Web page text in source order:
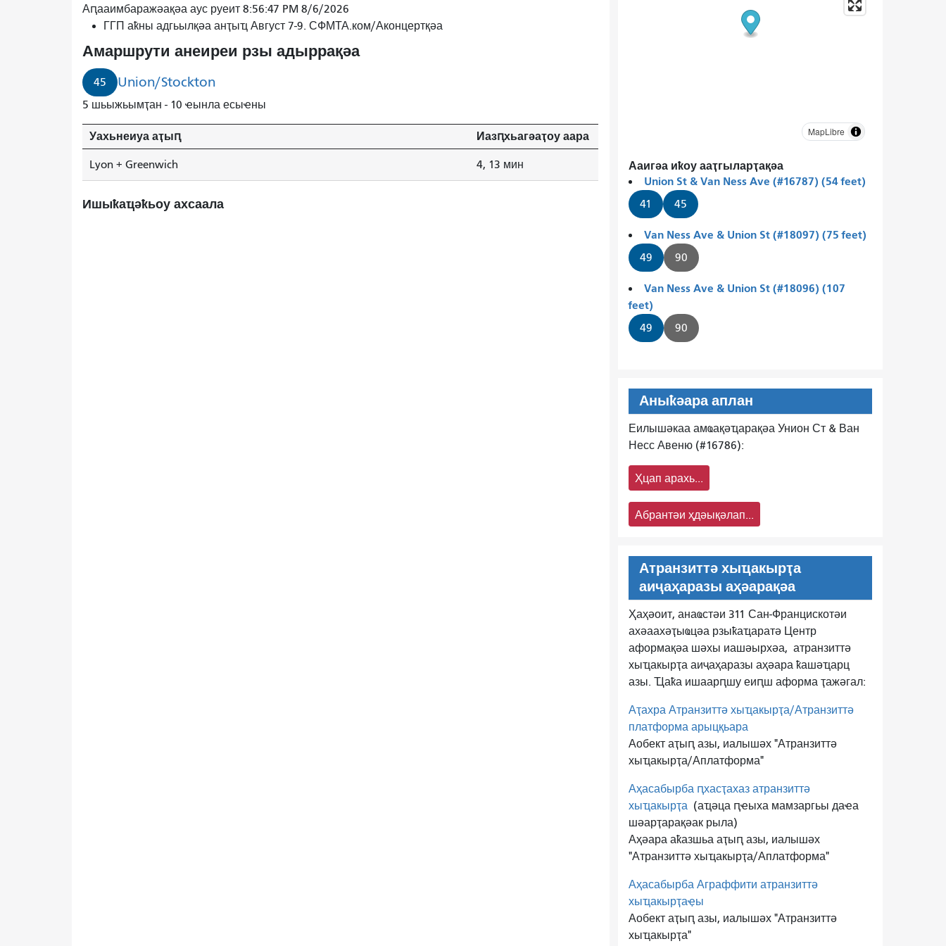
45
Унион/
Стоктон
4
минуҭ
рышьҭахь
иаауеит.
Аԥааимбаражәақәа аус руеит 8:56:47 PM 8/6/2026
ГГП аҟны адгьылқәа анҭыҵ Август 7-9. СФМТА.ком/Аконцертқәа
Амаршрути анеиреи рзы адыррақәа
45 Union/Stockton
5 шьыжьымҭан - 10 ҽынла есыҽны
Уахьнеиуа аҭыԥ Иазԥхьагәаҭоу аара
Lyon + Greenwich 4, 13 мин
Ишыҟаҵәҟьоу ахсаала
MapLibre
Ааигәа иҟоу ааҭгыларҭақәа
Union St & Van Ness Ave (#16787) (54 feet)
41 45
Van Ness Ave & Union St (#18097) (75 feet)
49 90
Van Ness Ave & Union St (#18096) (107
feet)
49 90
Аныҟәара аплан
Еилышәкаа амҩақәҵарақәа Унион Ст & Ван
Несс Авеню (#16786):
Ҳцап арахь...
Абрантәи ҳдәықәлап...
Атранзиттә хыҵакырҭа
аиҷаҳаразы аҳәарақәа
Ҳаҳәоит, анаҩстәи 311 Сан-Францискотәи
ахәаахәҭыҩцәа рзыҟаҵаратә Центр
аформақәа шәхы иашәырхәа, атранзиттә
хыҵакырҭа аиҷаҳаразы аҳәара ҟашәҵарц
азы. Ҵаҟа ишаарԥшу еиԥш аформа ҭажәгал:
Аҭахра Атранзиттә хыҵакырҭа/Атранзиттә
платформа арыцқьара
Аобект аҭыԥ азы, иалышәх "Атранзиттә
хыҵакырҭа/Аплатформа"
Аҳасабырба ԥхасҭахаз атранзиттә
хыҵакырҭа(аҵәца ԥҽыха мамзаргьы даҽа
шәарҭарақәак рыла)
Аҳәара аҟазшьа аҭыԥ азы, иалышәх
"Атранзиттә хыҵакырҭа/Аплатформа"
Аҳасабырба Аграффити атранзиттә
хыҵакырҭаҿы
Аобект аҭыԥ азы, иалышәх "Атранзиттә
хыҵакырҭа"